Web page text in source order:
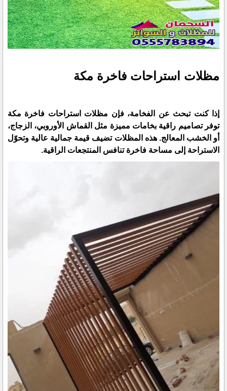
مظلات استراحات فاخرة مكة
إذا كنت تبحث عن الفخامة، فإن مظلات استراحات فاخرة مكة
توفر تصاميم راقية بخامات مميزة مثل القماش الأوروبي، الزجاج،
أو الخشب المعالج. هذه المظلات تضيف قيمة جمالية عالية وتحوّل
الاستراحة إلى مساحة فاخرة تنافس المنتجعات الراقية.